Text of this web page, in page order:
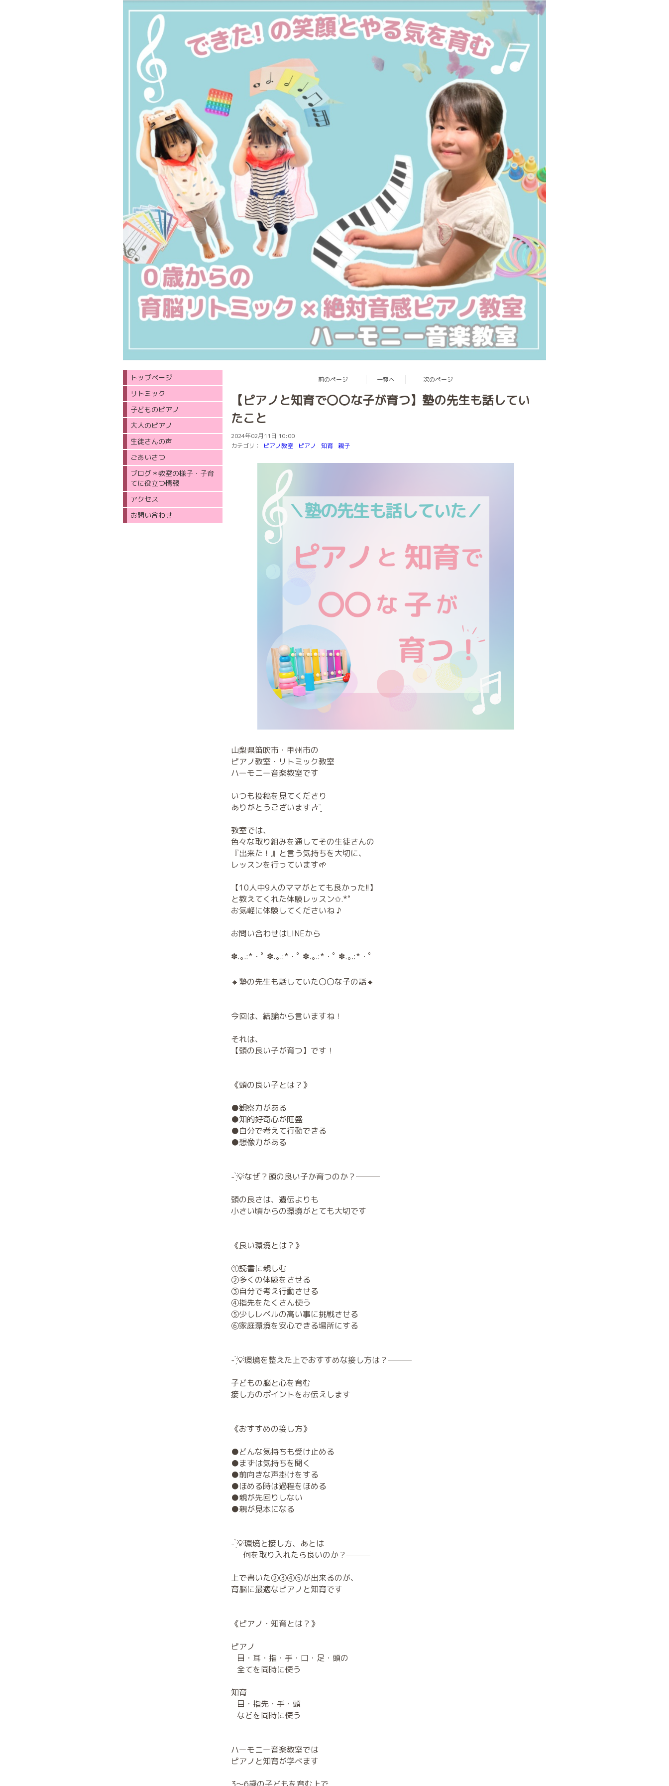
前のページ 一覧へ 次のページ
【ピアノと知育で〇〇な子が育つ】塾の先生も話してい
たこと
2024年02月11日 10:00
カテゴリ：
ピアノ教室 ピアノ 知育 親子
山梨県笛吹市・甲州市の
ピアノ教室・リトミック教室
ハーモニー音楽教室です
いつも投稿を見てくださり
ありがとうございます🎶¨̮
教室では、
色々な取り組みを通してその生徒さんの
『出来た！』と言う気持ちを大切に、
レッスンを行っています🌱
【10人中9人のママがとても良かった!!】
と教えてくれた体験レッスン✩.*˚
お気軽に体験してくださいね ♪
お問い合わせはLINEから
✽.｡.:*・ﾟ ✽.｡.:*・ﾟ ✽.｡.:*・ﾟ ✽.｡.:*・ﾟ
🔸塾の先生も話していた〇〇な子の話🔸
今回は、結論から言いますね！
それは、
【頭の良い子が育つ】です！
《頭の良い子とは？》
●観察力がある
●知的好奇心が旺盛
●自分で考えて行動できる
●想像力がある
- ̗̀💡なぜ？頭の良い子か育つのか？───
頭の良さは、遺伝よりも
小さい頃からの環境がとても大切です
《良い環境とは？》
①読書に親しむ
②多くの体験をさせる
③自分で考え行動させる
④指先をたくさん使う
⑤少しレベルの高い事に挑戦させる
⑥家庭環境を安心できる場所にする
- ̗̀💡環境を整えた上でおすすめな接し方は？───
子どもの脳と心を育む
接し方のポイントをお伝えします
《おすすめの接し方》
●どんな気持ちも受け止める
●まずは気持ちを聞く
●前向きな声掛けをする
●ほめる時は過程をほめる
●親が先回りしない
●親が見本になる
- ̗̀💡環境と接し方、あとは
何を取り入れたら良いのか？───
上で書いた②③④⑤が出来るのが、
育脳に最適なピアノと知育です
《ピアノ・知育とは？》
ピアノ
目・耳・指・手・口・足・頭の
全てを同時に使う
知育
目・指先・手・頭
などを同時に使う
ハーモニー音楽教室では
ピアノと知育が学べます
トップページ
リトミック
子どものピアノ
大人のピアノ
生徒さんの声
ごあいさつ
ブログ＊教室の様子・子育
てに役立つ情報
アクセス
お問い合わせ